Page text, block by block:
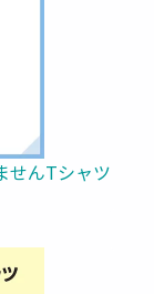
せんTシャツ